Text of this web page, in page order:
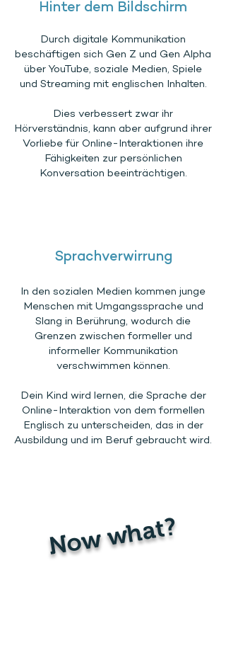
Hinter dem Bildschirm
Durch digitale Kommunikation
beschäftigen sich Gen Z und Gen Alpha
über YouTube, soziale Medien, Spiele
und Streaming mit englischen Inhalten.
Dies verbessert zwar ihr
Hörverständnis, kann aber aufgrund ihrer
Vorliebe für Online-Interaktionen ihre
Fähigkeiten zur persönlichen
Konversation beeinträchtigen.
Sprachverwirrung
In den sozialen Medien kommen junge
Menschen mit Umgangssprache und
Slang in Berührung, wodurch die
Grenzen zwischen formeller und
informeller Kommunikation
verschwimmen können.
Dein Kind wird lernen, die Sprache der
Online-Interaktion von dem formellen
Englisch zu unterscheiden, das in der
Ausbildung und im Beruf gebraucht wird.
Now what?